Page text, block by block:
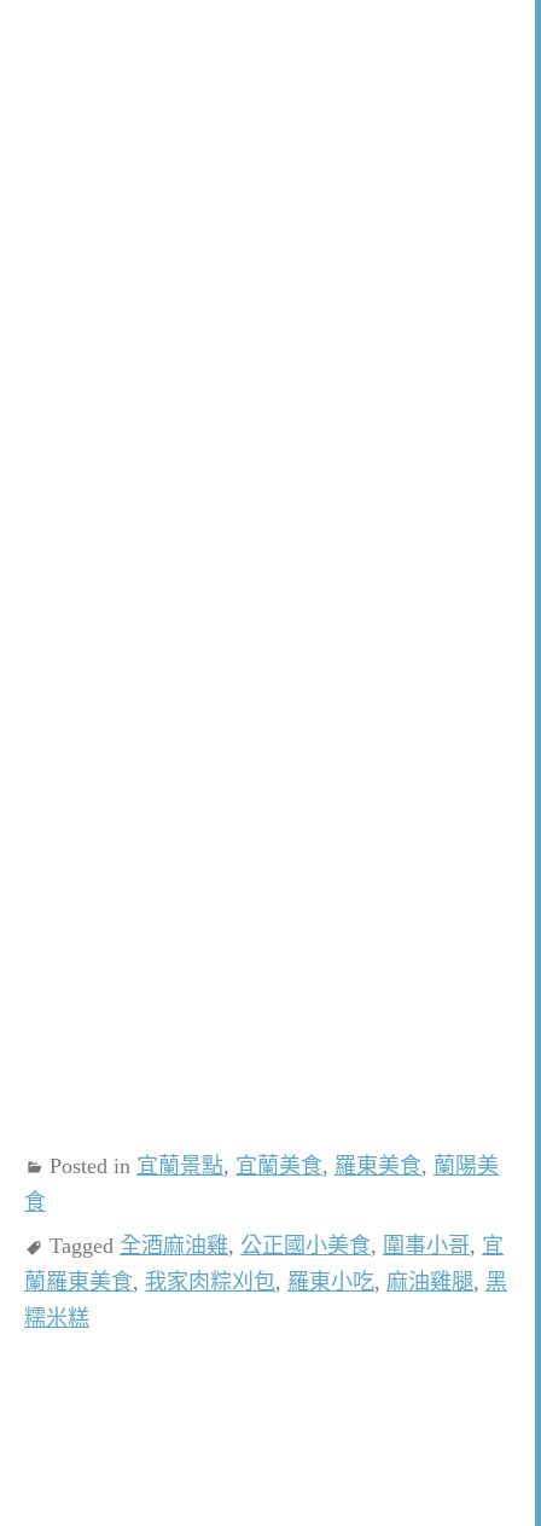
Posted in 宜蘭景點, 宜蘭美食, 羅東美食, 蘭陽美
食
Tagged 全酒麻油雞, 公正國小美食, 圍事小哥, 宜
蘭羅東美食, 我家肉粽刈包, 羅東小吃, 麻油雞腿, 黑
糯米糕